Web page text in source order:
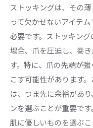
巻き爪を悪化
快適な履き心
巻き爪に優
巻き爪がストッ
ストッキン
巻き爪によ
限にする方法
ストッキング
ストッキングは、その
って欠かせないアイテ
必要です。ストッキン
場合、爪を圧迫し、巻
す。特に、爪の先端が
こす可能性があります
は、つま先に余裕があ
ンを選ぶことが重要で
肌に優しいものを選ぶ